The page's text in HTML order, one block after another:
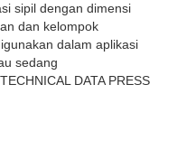
sipil dengan dimensi
dan kelompok
dalam aplikasi
sedang
DATA PRESS